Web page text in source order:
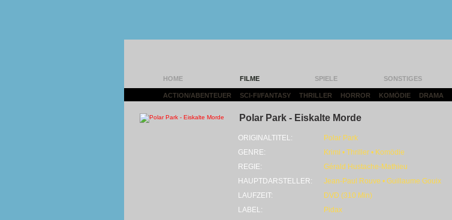
HOME FILME SPIELE SONSTIGES
ACTION/ABENTEUER SCI-FI/FANTASY THRILLER HORROR KOMÖDIE DRAMA
Polar Park - Eiskalte Morde
ORIGINALTITEL:
Polar Park
GENRE:
Krimi • Thriller • Komödie
REGIE:
Gérald Hustache-Mathieu
HAUPTDARSTELLER:
Jean-Paul Rouve • Guillaume Gouix
LAUFZEIT:
DVD (310 Min)
LABEL:
Pidax